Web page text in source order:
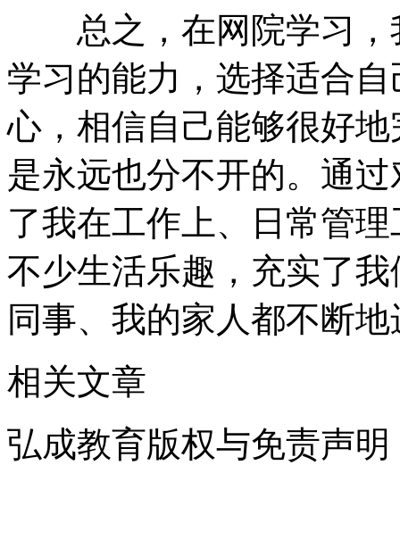
总之，在网院学习，
学习的能力，选择适合
心，相信自己能够很好
是永远也分不开的。通
了我在工作上、日常管
不少生活乐趣，充实了
同事、我的家人都不断
相关文章
弘成教育版权与免责声明